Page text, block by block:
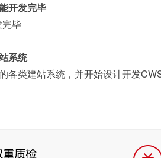
开发完毕
毕
系统
各类建站系统，并开始设计开发